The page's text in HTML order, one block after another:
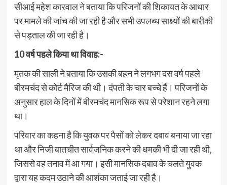
सीआई महेश कारवाल ने बताया कि परिजनों की शिकायत के आधार
पर मामले की जांच की जा रही है और सभी उपलब्ध साक्ष्यों की बारीकी
से पड़ताल की जा रही है।
10 वर्ष पहले किया था विवाह:-
मृतक की साली ने बताया कि उसकी बहन ने लगभग दस वर्ष पहले
बीरमचंद से कोर्ट मैरिज की थी। दंपती के चार बच्चे हैं। परिजनों के
अनुसार हाल के दिनों में बीरमचंद मानसिक रूप से परेशान रहने लगा
था।
परिवार का कहना है कि युवक पर पैसों को लेकर दबाव बनाया जा रहा
था और निजी बातचीत सार्वजनिक करने की धमकी भी दी जा रही थी,
जिससे वह तनाव में आ गया। इसी मानसिक दबाव के चलते युवक
द्वारा यह कदम उठाने की आशंका जताई जा रही है।